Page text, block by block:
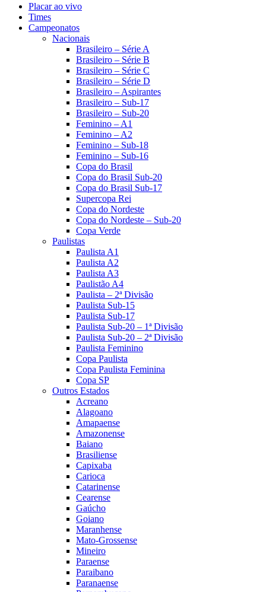
Placar ao vivo
Times
Campeonatos
Nacionais
Brasileiro – Série A
Brasileiro – Série B
Brasileiro – Série C
Brasileiro – Série D
Brasileiro – Aspirantes
Brasileiro – Sub-17
Brasileiro – Sub-20
Feminino – A1
Feminino – A2
Feminino – Sub-18
Feminino – Sub-16
Copa do Brasil
Copa do Brasil Sub-20
Copa do Brasil Sub-17
Supercopa Rei
Copa do Nordeste
Copa do Nordeste – Sub-20
Copa Verde
Paulistas
Paulista A1
Paulista A2
Paulista A3
Paulistão A4
Paulista – 2ª Divisão
Paulista Sub-15
Paulista Sub-17
Paulista Sub-20 – 1ª Divisão
Paulista Sub-20 – 2ª Divisão
Paulista Feminino
Copa Paulista
Copa Paulista Feminina
Copa SP
Outros Estados
Acreano
Alagoano
Amapaense
Amazonense
Baiano
Brasiliense
Capixaba
Carioca
Catarinense
Cearense
Gaúcho
Goiano
Maranhense
Mato-Grossense
Mineiro
Paraense
Paraibano
Paranaense